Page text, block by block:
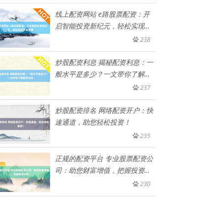
线上配资网站 e路股票配资：开
启智能投资新纪元，轻松实现财
238
炒股配资利息 揭秘配资利息：一
般水平是多少？一文带你了解配
237
炒股配资排名 网络配资开户：快
速通道，助您轻松投资！
235
正规的配资平台 专业股票配资公
司：助您财富增值，把握投资先
230